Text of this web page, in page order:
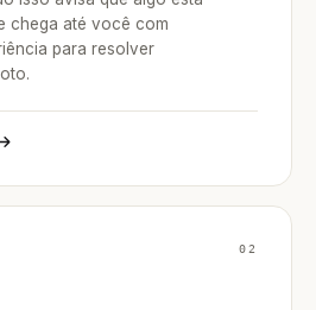
chega até você com
para resolver
02